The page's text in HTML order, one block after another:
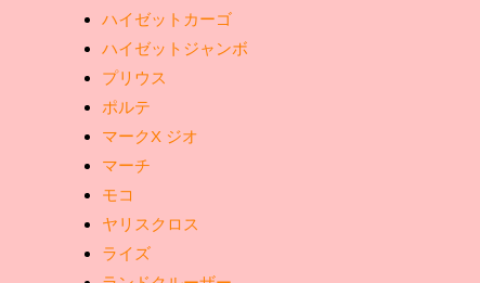
ハイゼットカーゴ
ハイゼットジャンボ
プリウス
ポルテ
マークX ジオ
マーチ
モコ
ヤリスクロス
ライズ